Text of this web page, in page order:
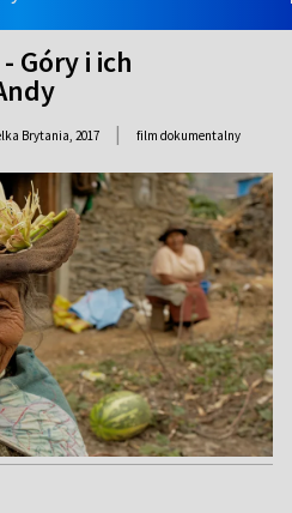
Góry i ich
Brytania, 2017 | film dokumentalny